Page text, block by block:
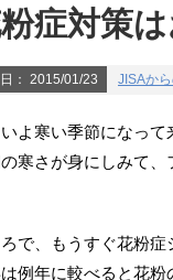
症対策は
： 2015/01/23 JISAか
よ寒い季節になって
寒さが身にしみて
で、もうすぐ花粉症
例年に較べると花粉